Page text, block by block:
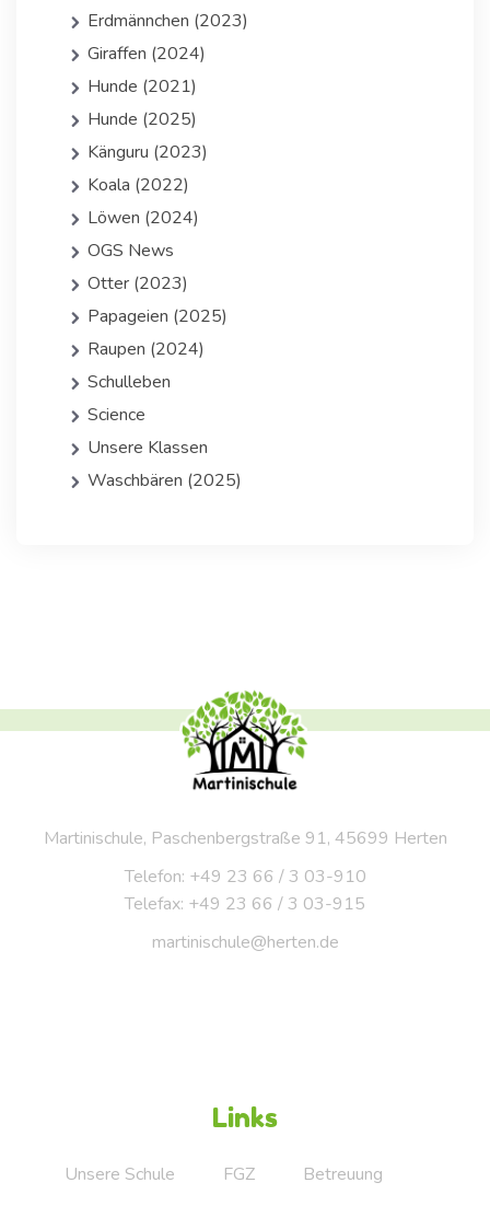
Erdmännchen (2023)
Giraffen (2024)
Hunde (2021)
Hunde (2025)
Känguru (2023)
Koala (2022)
Löwen (2024)
OGS News
Otter (2023)
Papageien (2025)
Raupen (2024)
Schulleben
Science
Unsere Klassen
Waschbären (2025)
Martinischule, Paschenbergstraße 91, 45699 Herten
Telefon: +49 23 66 / 3 03-910
Telefax: +49 23 66 / 3 03-915
martinischule@herten.de
Links
Unsere Schule FGZ
Betreuung